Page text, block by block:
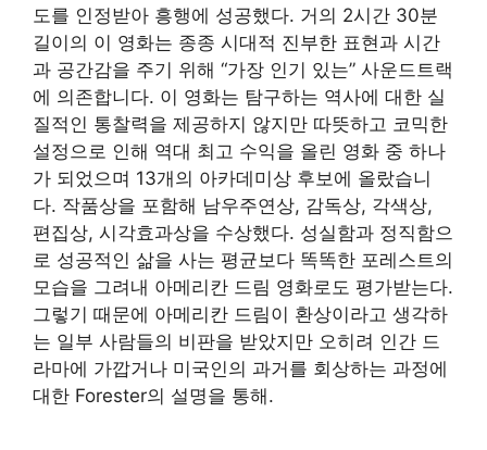
도를 인정받아 흥행에 성공했다. 거의 2시간 30분
길이의 이 영화는 종종 시대적 진부한 표현과 시간
과 공간감을 주기 위해 “가장 인기 있는” 사운드트랙
에 의존합니다. 이 영화는 탐구하는 역사에 대한 실
질적인 통찰력을 제공하지 않지만 따뜻하고 코믹한
설정으로 인해 역대 최고 수익을 올린 영화 중 하나
가 되었으며 13개의 아카데미상 후보에 올랐습니
다. 작품상을 포함해 남우주연상, 감독상, 각색상,
편집상, 시각효과상을 수상했다. 성실함과 정직함으
로 성공적인 삶을 사는 평균보다 똑똑한 포레스트의
모습을 그려내 아메리칸 드림 영화로도 평가받는다.
그렇기 때문에 아메리칸 드림이 환상이라고 생각하
는 일부 사람들의 비판을 받았지만 오히려 인간 드
라마에 가깝거나 미국인의 과거를 회상하는 과정에
대한 Forester의 설명을 통해.